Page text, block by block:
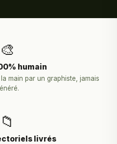
🎨
humain
main par un graphiste, jamais
📁
livrés